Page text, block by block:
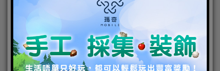
的腸吧！